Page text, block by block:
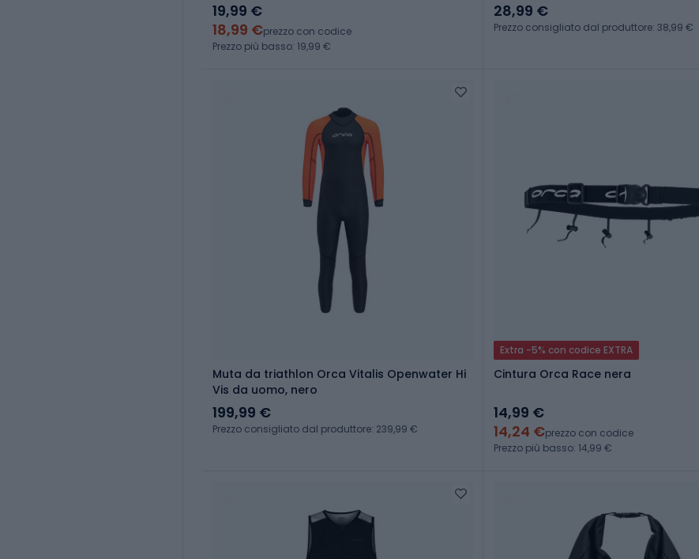
19,99 €
18,99 €prezzo con codice
Prezzo più basso: 19,99 €
28,99 €
Prezzo consigliato dal produttore: 38,99 €
Muta da triathlon Orca Vitalis Openwater Hi
Vis da uomo, nero
199,99 €
Prezzo consigliato dal produttore: 239,99 €
Extra -5% con codice EXTRA
Cintura Orca Race nera
14,99 €
14,24 €prezzo con codice
Prezzo più basso: 14,99 €